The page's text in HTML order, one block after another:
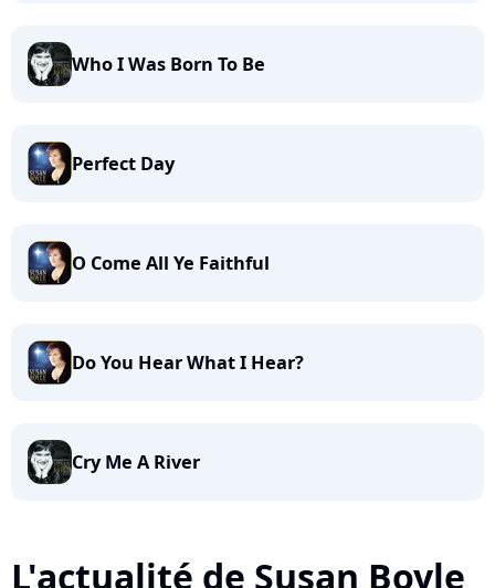
Who I Was Born To Be
Perfect Day
O Come All Ye Faithful
Do You Hear What I Hear?
Cry Me A River
L'actualité de Susan Boyle